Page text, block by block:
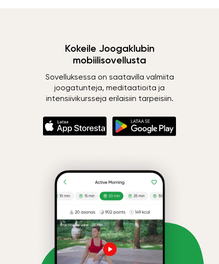
Kokeile Joogaklubin
mobiilisovellusta
Sovelluksessa on saatavilla valmiita
joogatunteja, meditaatioita ja
intensiivikursseja erilaisiin tarpeisiin.